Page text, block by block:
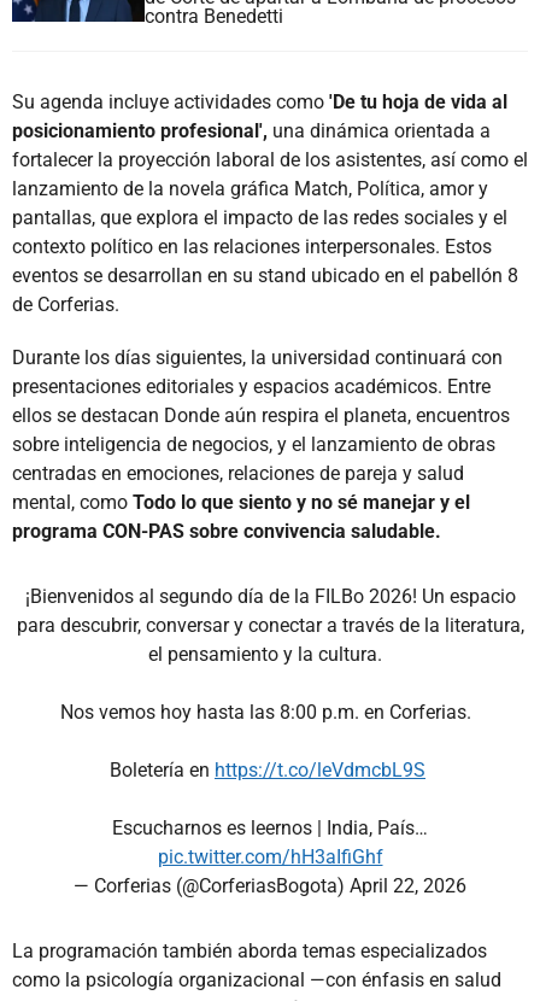
contra Benedetti
Su agenda incluye actividades como 'De tu hoja de vida al
posicionamiento profesional', una dinámica orientada a
fortalecer la proyección laboral de los asistentes, así como el
lanzamiento de la novela gráfica Match, Política, amor y
pantallas, que explora el impacto de las redes sociales y el
contexto político en las relaciones interpersonales. Estos
eventos se desarrollan en su stand ubicado en el pabellón 8
de Corferias.
Durante los días siguientes, la universidad continuará con
presentaciones editoriales y espacios académicos. Entre
ellos se destacan Donde aún respira el planeta, encuentros
sobre inteligencia de negocios, y el lanzamiento de obras
centradas en emociones, relaciones de pareja y salud
mental, como Todo lo que siento y no sé manejar y el
programa CON-PAS sobre convivencia saludable.
¡Bienvenidos al segundo día de la FILBo 2026! Un espacio
para descubrir, conversar y conectar a través de la literatura,
el pensamiento y la cultura.
Nos vemos hoy hasta las 8:00 p.m. en Corferias.
Boletería en https://t.co/leVdmcbL9S
Escucharnos es leernos | India, País…
pic.twitter.com/hH3aIfiGhf
— Corferias (@CorferiasBogota) April 22, 2026
La programación también aborda temas especializados
como la psicología organizacional —con énfasis en salud